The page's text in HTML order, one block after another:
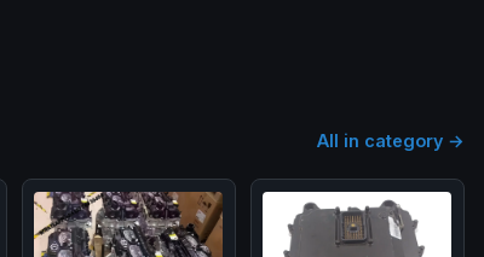
All in category →